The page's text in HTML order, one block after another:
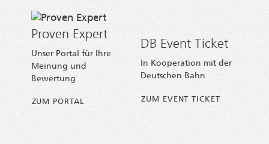
Proven Expert
Unser Portal für Ihre
Meinung und
Bewertung
ZUM PORTAL
DB Event Ticket
In Kooperation mit der
Deutschen Bahn
ZUM EVENT TICKET